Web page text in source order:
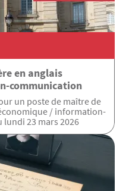
en anglais
communication
un poste de maître de
/ information-
23 mars 2026